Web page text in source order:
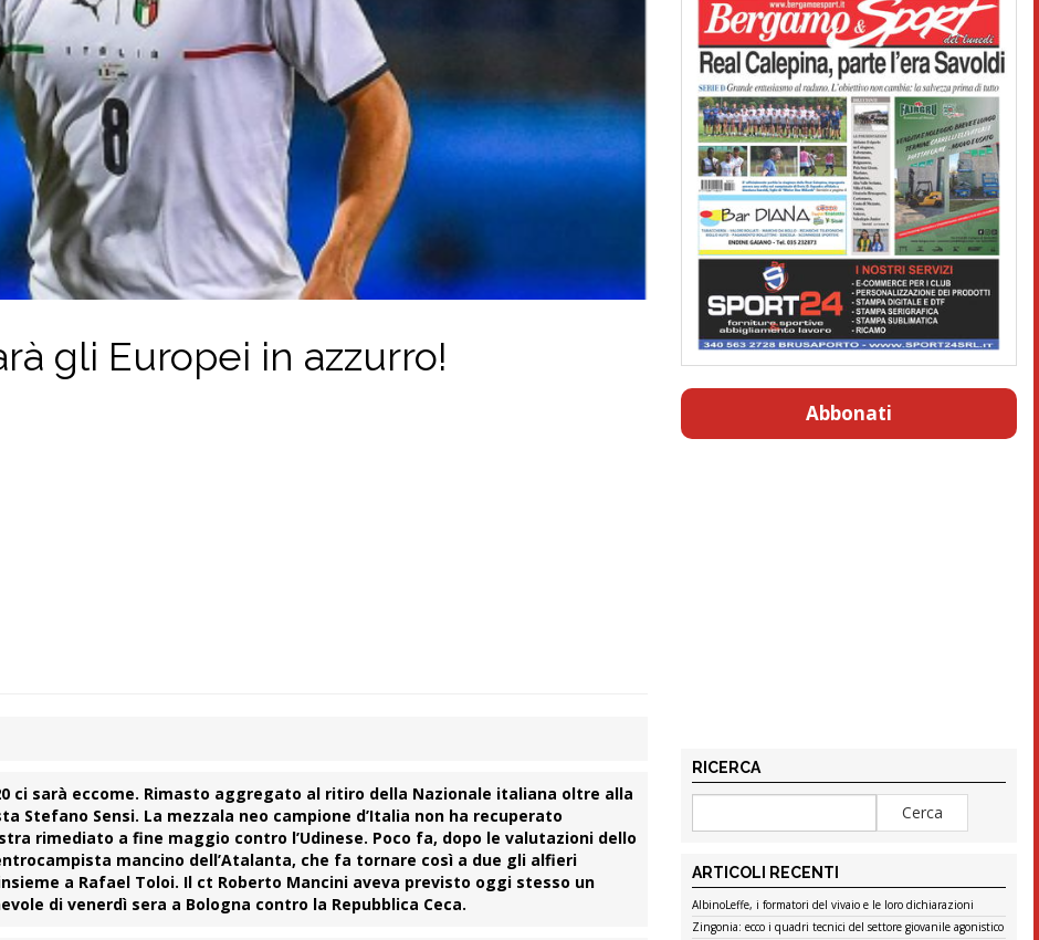
gli Europei in azzurro!
ci sarà eccome. Rimasto aggregato al ritiro della Nazionale italiana oltre alla
Stefano Sensi. La mezzala neo campione d’Italia non ha recuperato
rimediato a fine maggio contro l’Udinese. Poco fa, dopo le valutazioni dello
mancino dell’Atalanta, che fa tornare così a due gli alfieri
a Rafael Toloi. Il ct Roberto Mancini aveva previsto oggi stesso un
di venerdì sera a Bologna contro la Repubblica Ceca.
Abbonati
RICERCA
ARTICOLI RECENTI
AlbinoLeffe, i formatori del vivaio e le loro dichiarazioni
Zingonia: ecco i quadri tecnici del settore giovanile agonistico